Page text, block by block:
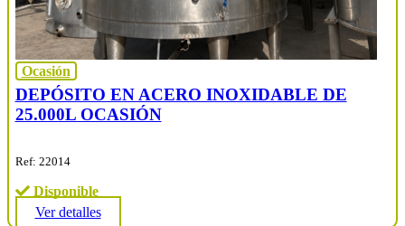
Ocasión
DEPÓSITO EN ACERO INOXIDABLE DE
25.000L OCASIÓN
Ref: 22014
Disponible
Ver detalles